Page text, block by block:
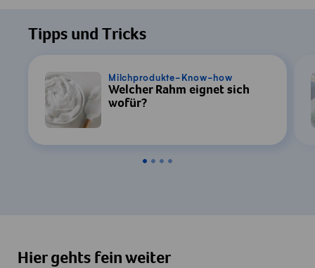
Tipps und Tricks
Milchprodukte-Know-how
Welcher Rahm eignet sich
wofür?
Hier gehts fein weiter